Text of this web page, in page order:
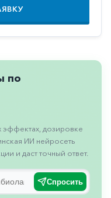
по
дозировке
ИИ нейросеть
и даст точный ответ.
Спросить